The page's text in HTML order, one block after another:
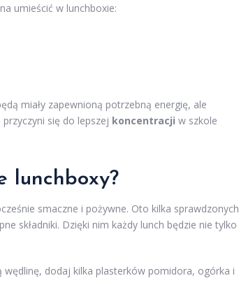
umieścić w lunchboxie:
miały zapewnioną potrzebną energię, ale
się do lepszej koncentracji w szkole
lunchboxy?
smaczne i pożywne. Oto kilka sprawdzonych
składniki. Dzięki nim każdy lunch będzie nie tylko
wędlinę, dodaj kilka plasterków pomidora, ogórka i